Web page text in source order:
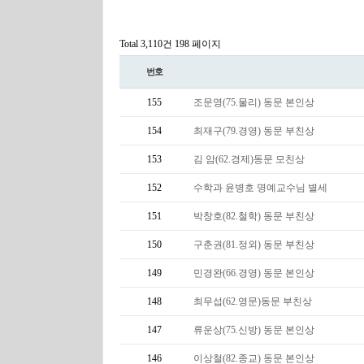
Total 3,110건 198 페이지
번호
155 조문영(75.물리) 동문 본인상
154 최재구(79.경영) 동문 부친상
153 김 암(62.경제)동문 모친상
152 수학과 윤병호 명예교수님 별세
151 박창호(82.철학) 동문 부친상
150 구춘권(81.정외) 동문 부친상
149 민경완(66.경영) 동문 본인상
148 최무섭(62.영문)동문 부친상
147 류운상(75.신방) 동문 본인상
146 이상철(82.종교) 동문 본인상